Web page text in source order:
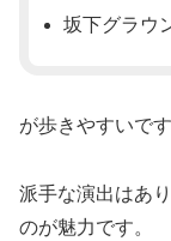
坂下グラウ
が歩きやすいです
派手な演出はあ
のが魅力です。